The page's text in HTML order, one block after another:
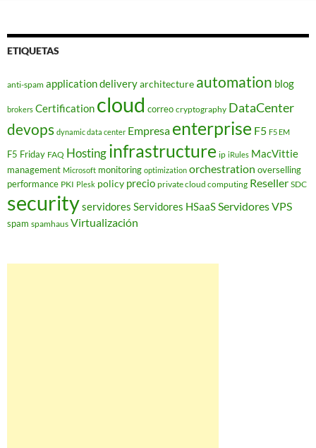
ETIQUETAS
anti-spam application deliveryarchitecture automation blog
brokers Certification cloud correo cryptography DataCenter
devops dynamic data center Empresa enterprise F5 F5 EM
F5 Friday FAQ Hostinginfrastructure ip iRules MacVittie
management Microsoft monitoring optimization orchestration overselling
performance PKI Plesk policy precio private cloud computing Reseller SDC
securityservidores Servidores HSaaSServidores VPS
spam spamhaus Virtualización